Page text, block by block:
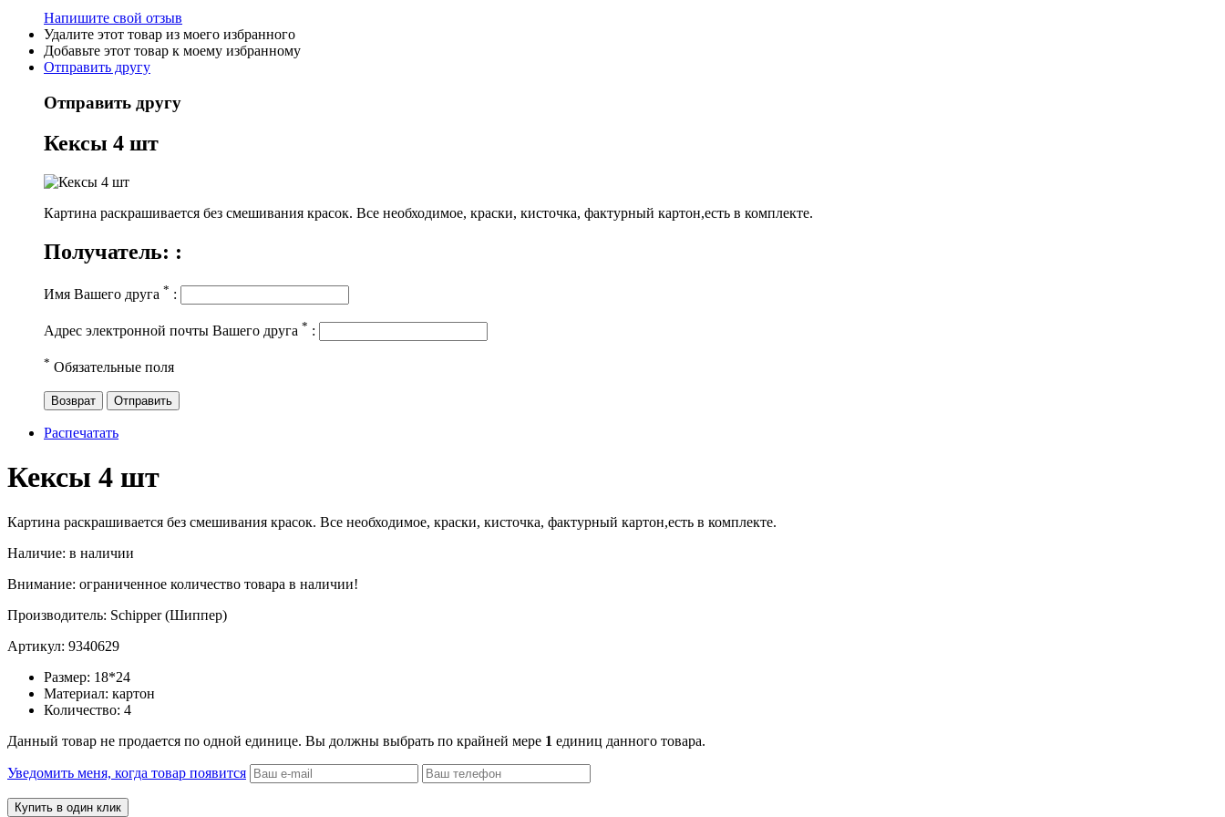
Напишите свой отзыв
Удалите этот товар из моего избранного
Добавьте этот товар к моему избранному
Отправить другу
Отправить другу
Кексы 4 шт
Картина раскрашивается без смешивания красок. Все необходимое, краски, кисточка, фактурный картон,есть в комплекте.
Получатель: :
Имя Вашего друга * :
Адрес электронной почты Вашего друга * :
* Обязательные поля
Возврат Отправить
Распечатать
Кексы 4 шт
Картина раскрашивается без смешивания красок. Все необходимое, краски, кисточка, фактурный картон,есть в комплекте.
Наличие: в наличии
Внимание: ограниченное количество товара в наличии!
Производитель: Schipper (Шиппер)
Артикул: 9340629
Размер: 18*24
Материал: картон
Количество: 4
Данный товар не продается по одной единице. Вы должны выбрать по крайней мере 1 единиц данного товара.
Уведомить меня, когда товар появится